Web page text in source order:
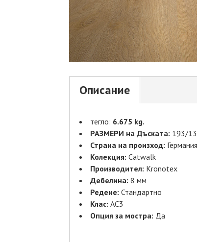
Описание
тегло: 6.675 kg.
РАЗМЕРИ на Дъската: 193/
Страна на произход: Германия
Колекция: Catwalk
Производител: Kronotex
Дебелина: 8 мм
Редене: Стандартно
Клас: AC3
Опция за мостра: Да